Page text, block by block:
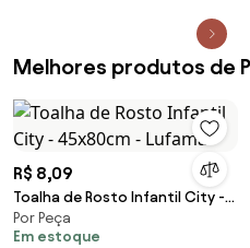
Melhores produtos de
R$ 8,09
Toalha de Rosto Infantil City -
45x80cm - Lufamar
Por Peça
Em estoque